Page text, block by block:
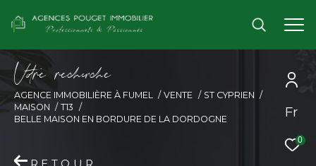
Fr
0
Vore recece
AGENCE IMMOBILIÈRE À FUMEL VENTE
ST CYPRIEN
MAISON
T13
BELLE MAISON EN BORDURE DE LA DORDOGNE